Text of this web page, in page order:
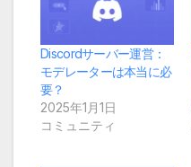
Discordサーバー運営：
モデレーターは本当に必
要？
2025年1月1日
コミュニティ